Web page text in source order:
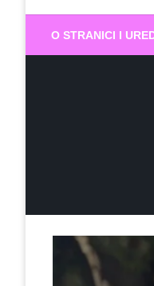
O STRANICI I